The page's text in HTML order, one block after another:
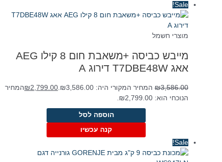
Sale!
מוצרי חשמל
מייבש כביסה +משאבת חום 8 קילו AEG
אאג T7DBE48W דירוג A
₪3,586.00 המחיר המקורי היה: ₪3,586.00. ₪2,799.00
המחיר
הנוכחי הוא: ₪2,799.00.
הוספה לסל
קנה עכשיו
Sale!